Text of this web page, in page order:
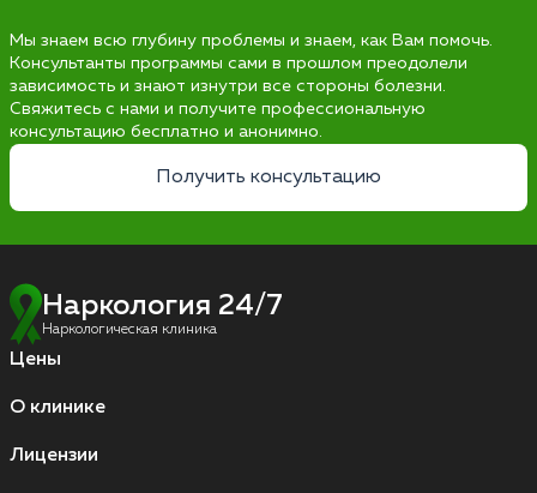
Мы знаем всю глубину проблемы и знаем, как Вам помочь.
Консультанты программы сами в прошлом преодолели
зависимость и знают изнутри все стороны болезни.
Свяжитесь с нами и получите профессиональную
консультацию бесплатно и анонимно.
Получить консультацию
Наркология 24/7
Наркологическая клиника
Цены
О клинике
Лицензии